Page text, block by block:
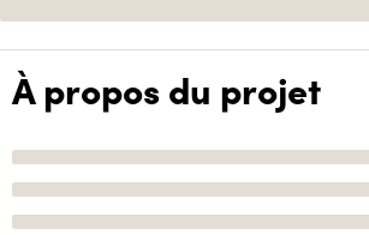
À propos du projet